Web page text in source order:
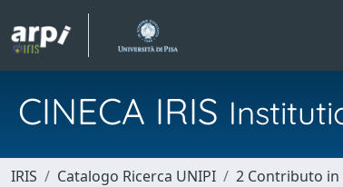
CINECA IRIS
IRIS Catalogo Ricerca UNIPI 2 Contributo in